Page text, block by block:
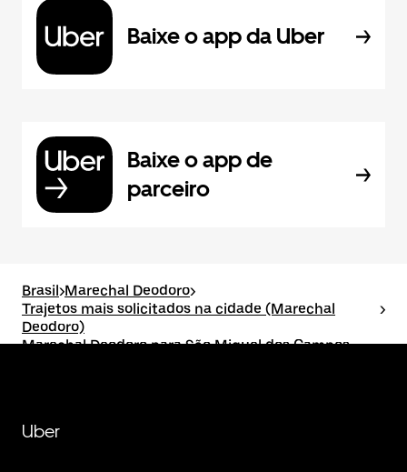
Baixe o app da Uber
Baixe o app de
parceiro
Brasil>Marechal Deodoro>
Trajetos mais solicitados na cidade (Marechal
Deodoro)
>
Marechal Deodoro para São Miguel dos Campos
Uber